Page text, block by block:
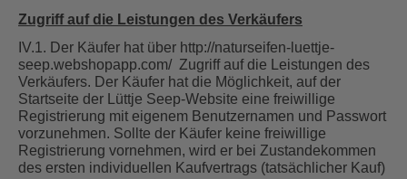
Zugriff auf die Leistungen des Verkäufers
IV.1. Der Käufer hat über http://naturseifen-luettje-
seep.webshopapp.com/ Zugriff auf die Leistungen des
Verkäufers. Der Käufer hat die Möglichkeit, auf der
Startseite der Lüttje Seep-Website eine freiwillige
Registrierung mit eigenem Benutzernamen und Passwort
vorzunehmen. Sollte der Käufer keine freiwillige
Registrierung vornehmen, wird er bei Zustandekommen
des ersten individuellen Kaufvertrags (tatsächlicher Kauf)